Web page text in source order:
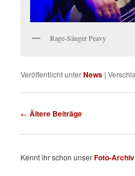
Rage-Sänger Peavy
Veröffentlicht unterNews |
Beitragsnavigation
← Ältere Beiträge
Kennt ihr schon unserFoto-Archiv